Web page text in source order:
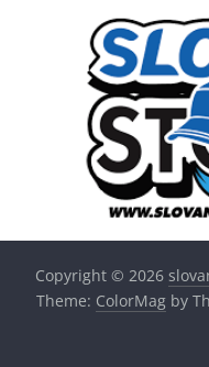
Copyright © 2026
Theme: ColorMagby